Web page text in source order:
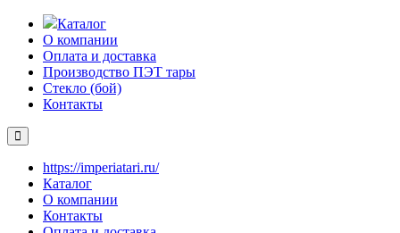
Каталог
О компании
Оплата и доставка
Производство ПЭТ тары
Стекло (бой)
Контакты
https://imperiatari.ru/
Каталог
О компании
Контакты